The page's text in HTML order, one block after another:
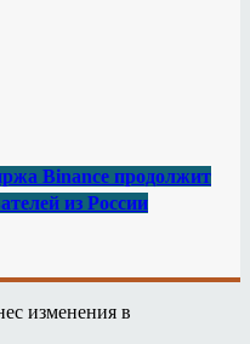
Binance продолжит
из России
изменения в